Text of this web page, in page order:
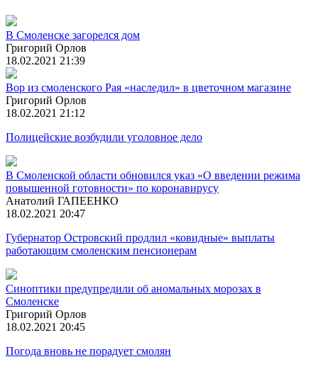
В Смоленске загорелся дом
Григорий Орлов
18.02.2021 21:39
Вор из смоленского Рая «наследил» в цветочном магазине
Григорий Орлов
18.02.2021 21:12
Полицейские возбудили уголовное дело
В Смоленской области обновился указ «О введении режима
повышенной готовности» по коронавирусу
Анатолий ГАПЕЕНКО
18.02.2021 20:47
Губернатор Островский продлил «ковидные» выплаты
работающим смоленским пенсионерам
Синоптики предупредили об аномальных морозах в
Смоленске
Григорий Орлов
18.02.2021 20:45
Погода вновь не порадует смолян